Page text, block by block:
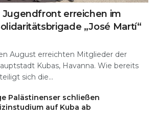
erreichen im
„José Martí“
August erreichten Mitglieder der
Kubas, Havanna. Wie bereits
sich die...
Palästinenser schließen
auf Kuba ab